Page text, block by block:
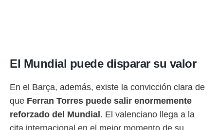
El Mundial puede disparar su valor
En el Barça, además, existe la convicción clara de
que Ferran Torres puede salir enormemente
reforzado del Mundial . El valenciano llega a la